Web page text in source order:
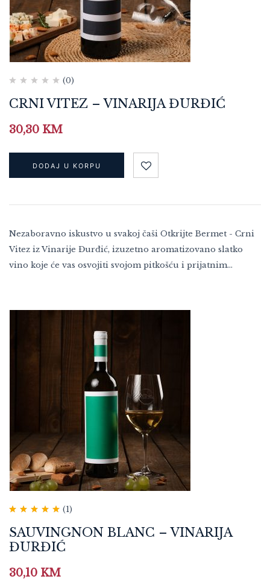
(0)
CRNI VITEZ – VINARIJA ĐURĐIĆ
30,30 KM
DODAJ U KORPU
Nezaboravno iskustvo u svakoj čaši Otkrijte Bermet - Crni
Vitez iz Vinarije Đurđić, izuzetno aromatizovano slatko
vino koje će vas osvojiti svojom pitkošću i prijatnim…
od 5
(1)
SAUVINGNON BLANC – VINARIJA
ĐURĐIĆ
30,10 KM